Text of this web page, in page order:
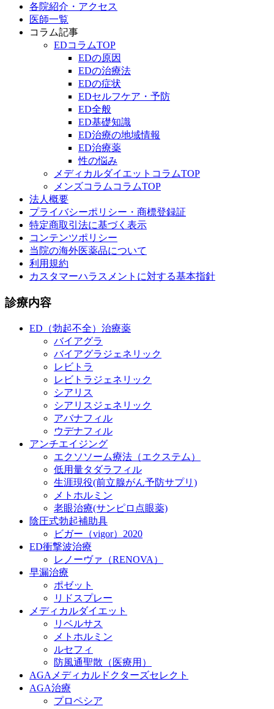
各院紹介・アクセス
医師一覧
コラム記事
EDコラムTOP
EDの原因
EDの治療法
EDの症状
EDセルフケア・予防
ED全般
ED基礎知識
ED治療の地域情報
ED治療薬
性の悩み
メディカルダイエットコラムTOP
メンズコラムコラムTOP
法人概要
プライバシーポリシー・商標登録証
特定商取引法に基づく表示
コンテンツポリシー
当院の海外医薬品について
利用規約
カスタマーハラスメントに対する基本指針
診療内容
ED（勃起不全）治療薬
バイアグラ
バイアグラジェネリック
レビトラ
レビトラジェネリック
シアリス
シアリスジェネリック
アバナフィル
ウデナフィル
アンチエイジング
エクソソーム療法（エクステム）
低用量タダラフィル
生涯現役(前立腺がん予防サプリ)
メトホルミン
老眼治療(サンピロ点眼薬)
陰圧式勃起補助具
ビガー（vigor）2020
ED衝撃波治療
レノーヴァ（RENOVA）
早漏治療
ポゼット
リドスプレー
メディカルダイエット
リベルサス
メトホルミン
ルセフィ
防風通聖散（医療用）
AGAメディカルドクターズセレクト
AGA治療
プロペシア